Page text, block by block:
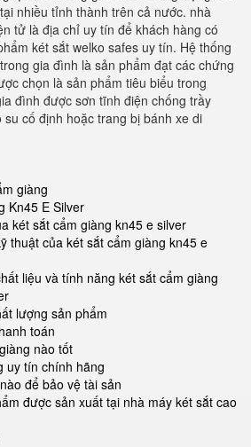
nhiều tỉnh thành trên cả nước. nhà
tử là địa chỉ uy tín để khách hàng có
két sắt welko safes uy tín. Hệ thống
gia đình là sản phẩm đạt các chứng
chọn là sản phẩm tiêu biểu trong
đình được sơn tĩnh điện chống trầy
cố định hoặc trang bị bánh xe di
giàng
Kn45 E Silver
két sắt cẩm giàng kn45 e silver
thuật của két sắt cẩm giàng kn45 e
liệu và tính năng két sắt cẩm giàng
lượng sản phẩm
toán
nào tốt
uy tín chính hãng
để bảo vệ tài sản
được sản xuất tại nhà máy két sắt cao